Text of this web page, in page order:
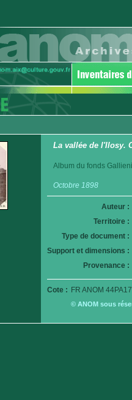
La vallée de l'Ilosy.
Album du fonds
Octobre 1898
Auteur :
Territoire :
Type de document :
Support et dimensions :
Provenance :
Cote : FR ANOM
© ANOM sous